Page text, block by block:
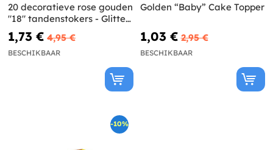
20 decoratieve rose gouden
"18" tandenstokers - Glitter
& Glamour Roze & Rosé
Goud
1,73 € 4,95 €
BESCHIKBAAR
Golden “Baby” Cake Topper
1,03 € 2,95 €
BESCHIKBAAR
-10%